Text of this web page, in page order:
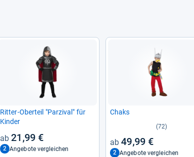
Rit­ter-​Ober­teil "Par­zi­val" für
Kin­der
21,99 €
2 Angebote vergleichen
Chaks
(72)
49,99 €
2 Angebote vergleichen